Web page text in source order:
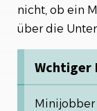
Fazit:
nicht, ob ein
über die
Wchtiger